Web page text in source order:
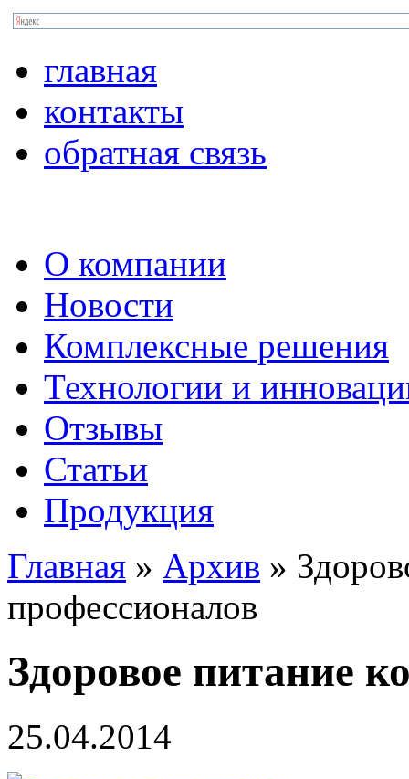
главная
контакты
обратная связь
О компании
Новости
Комплексные решения
Технологии и
Отзывы
Статьи
Продукция
Главная » Архив »
профессионалов
Здоровое питание
25.04.2014